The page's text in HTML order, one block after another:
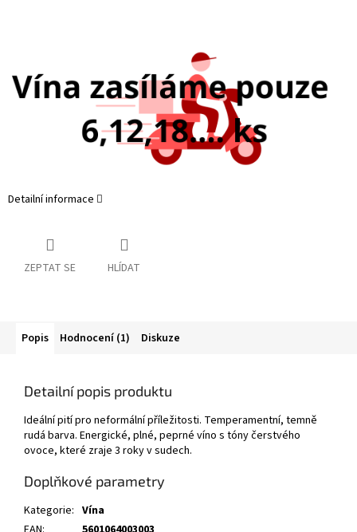
Detailní informace
ZEPTAT SE HLÍDAT
Popis Hodnocení (1) Diskuze
Detailní popis produktu
Ideální pití pro neformální příležitosti. Temperamentní, temně
rudá barva. Energické, plné, peprné víno s tóny čerstvého
ovoce, které zraje 3 roky v sudech.
Doplňkové parametry
Kategorie: Vína